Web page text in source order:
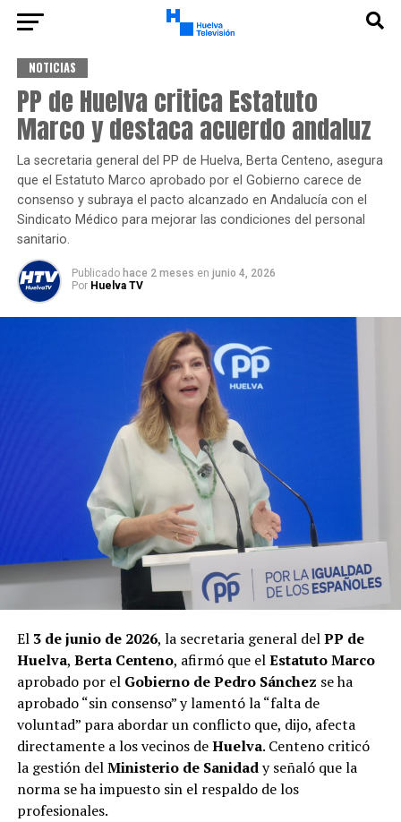
NOTICIAS
PP de Huelva critica Estatuto
Marco y destaca acuerdo andaluz
La secretaria general del PP de Huelva, Berta Centeno, asegura
que el Estatuto Marco aprobado por el Gobierno carece de
consenso y subraya el pacto alcanzado en Andalucía con el
Sindicato Médico para mejorar las condiciones del personal
sanitario.
Publicado hace 2 meses en junio 4, 2026
Por Huelva TV
El 3 de junio de 2026, la secretaria general delPP de
Huelva, Berta Centeno, afirmó que elEstatuto Marco
aprobado por el Gobierno de Pedro Sánchez se ha
aprobado “sin consenso” y lamentó la “falta de
voluntad” para abordar un conflicto que, dijo, afecta
directamente a los vecinos deHuelva. Centeno criticó
la gestión delMinisterio de Sanidady señaló que la
norma se ha impuesto sin el respaldo de los
profesionales.